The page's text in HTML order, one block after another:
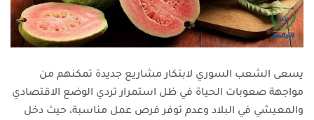
يسعى الشعب السوري لابتكار مشاريع جديدة تمكنهم من
مواجهة صعوبات الحياة في ظل استمرار تردي الوضع الاقتصادي
والمعيشي في البلاد وعدم توفر فرص عمل مناسبة، حيث دخل